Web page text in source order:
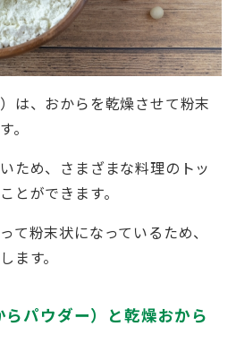
は、おからを乾燥させて粉末
。
ため、さまざまな料理のトッ
とができます。
て粉末状になっているため、
ます。
パウダー）と乾燥おから